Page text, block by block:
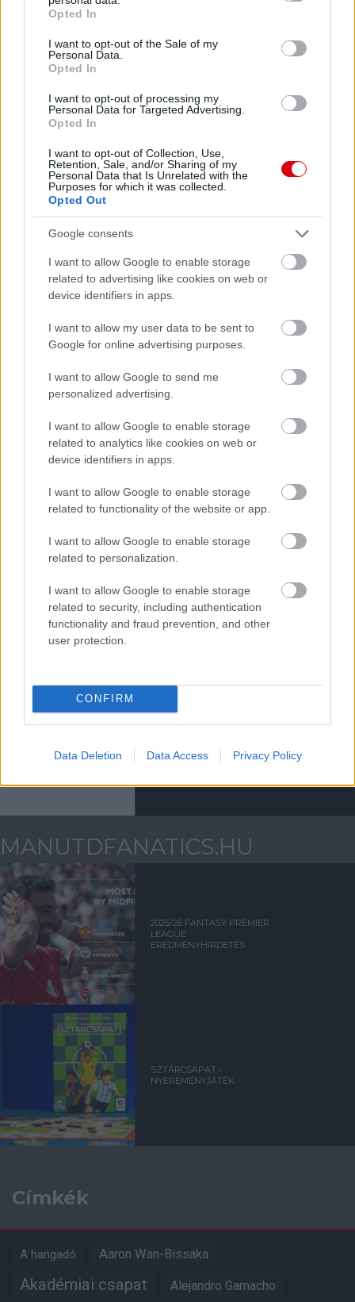
grant or deny consent to Google and its third-party tags to
use your data for below specified purposes in below Google
consent section.
Opted In
I want to opt-out of the Sale of my
Personal Data.
Opted In
I want to opt-out of processing my
Personal Data for Targeted Advertising.
Opted In
I want to opt-out of Collection, Use,
Retention, Sale, and/or Sharing of my
Personal Data that Is Unrelated with the
Purposes for which it was collected.
Opted Out
Google consents
I want to allow Google to enable storage
related to advertising like cookies on web or
device identifiers in apps.
I want to allow my user data to be sent to
Google for online advertising purposes.
I want to allow Google to send me
personalized advertising.
I want to allow Google to enable storage
related to analytics like cookies on web or
device identifiers in apps.
I want to allow Google to enable storage
related to functionality of the website or app.
I want to allow Google to enable storage
related to personalization.
I want to allow Google to enable storage
related to security, including authentication
functionality and fraud prevention, and other
user protection.
CONFIRM
Data Deletion Data Access Privacy Policy
Támogasd adományoddal
a ManUtdFanatics.hu működését!
Kapcsolódó hírek
HÓNAP ÖRDÖGE
HÓNAP ÖRDÖGE -
DECEMBER
SZAVAZÁS: HÓNAP ÖRDÖGE
- 2013. DECEMBER
EREDMÉNYHIRDETÉS: A
HÓNAP ÖRDÖGE -
NOVEMBER
- 2013. NOVEMBER
MANUTDFANATICS.HU
2025/26 FANTASY PREMIER
LEAGUE
EREDMÉNYHIRDETÉS
SZTÁRCSAPAT -
NYEREMÉNYJÁTÉK
Címkék
A hangadó Aaron Wan-Bissaka
Akadémiai csapat Alejandro Garnacho